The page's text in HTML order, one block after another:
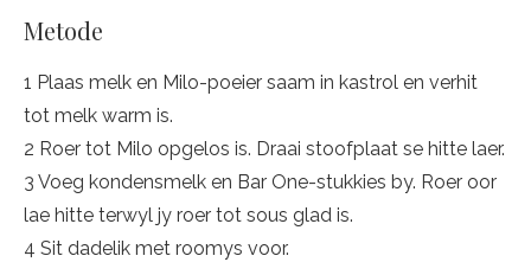
Metode
1 Plaas melk en Milo-poeier saam in kastrol en verhit
tot melk warm is.
2 Roer tot Milo opgelos is. Draai stoofplaat se hitte laer.
3 Voeg kondensmelk en Bar One-stukkies by. Roer oor
lae hitte terwyl jy roer tot sous glad is.
4 Sit dadelik met roomys voor.